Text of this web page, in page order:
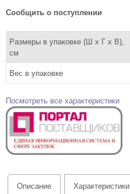
Сообщить о поступлении
Размеры в упаковке (Ш x Г x В),
см
Вес в упаковке
Посмотреть все характеристики
Описание Характеристики